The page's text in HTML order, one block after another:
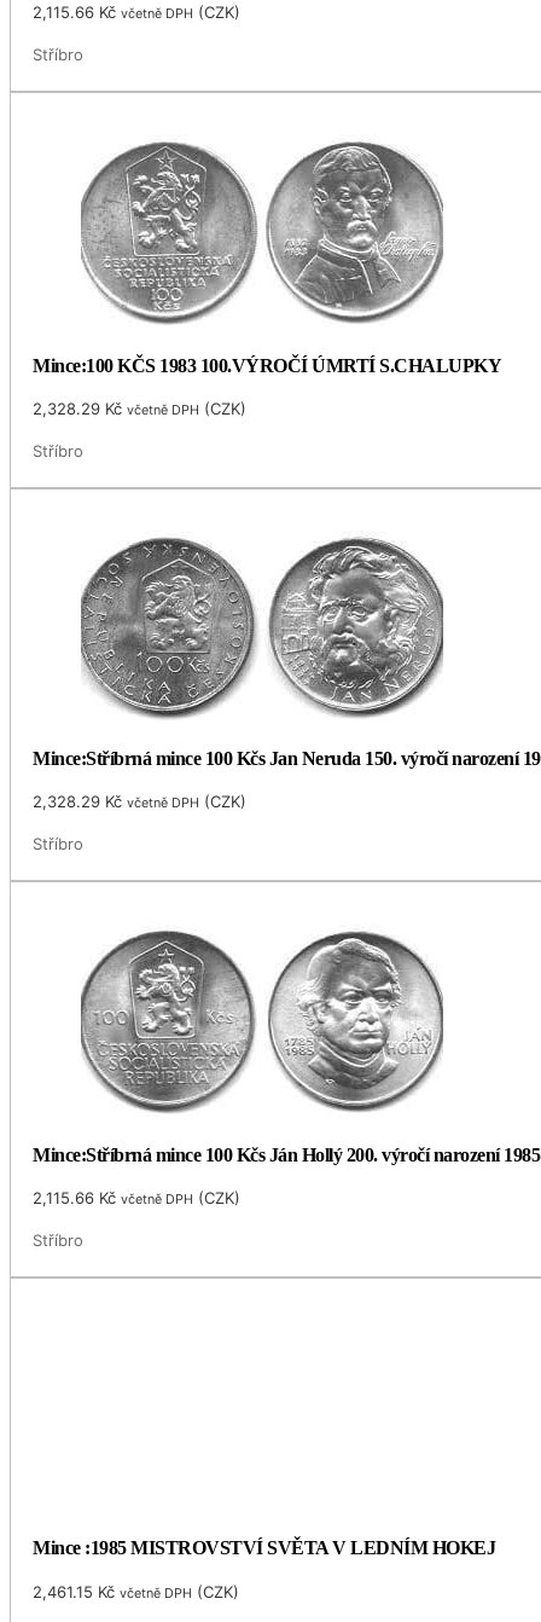
2,115.66 Kč včetně DPH (CZK)
Stříbro
Mince:100 KČS 1983 100.VÝROČÍ ÚMRTÍ S.CHALUPKY
2,328.29 Kč včetně DPH (CZK)
Stříbro
Mince:Stříbrná mince 100 Kčs Jan Neruda 150. výročí narození
2,328.29 Kč včetně DPH (CZK)
Stříbro
Mince:Stříbrná mince 100 Kčs Ján Hollý 200. výročí narození 1985
2,115.66 Kč včetně DPH (CZK)
Stříbro
Mince :1985 MISTROVSTVÍ SVĚTA V LEDNÍM HOKEJ
2,461.15 Kč včetně DPH (CZK)